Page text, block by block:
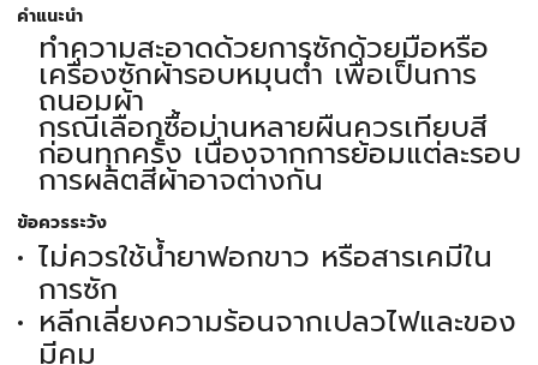
คำแนะนำ
ทำความสะอาดด้วยการซักด้วยมือหรือ
เครื่องซักผ้ารอบหมุนต่ำ เพื่อเป็นการ
ถนอมผ้า
กรณีเลือกซื้อม่านหลายผืนควรเทียบสี
ก่อนทุกครั้ง เนื่องจากการย้อมแต่ละรอบ
การผลิตสีผ้าอาจต่างกัน
ข้อควรระวัง
ไม่ควรใช้น้ำยาฟอกขาว หรือสารเคมีใน
การซัก
หลีกเลี่ยงความร้อนจากเปลวไฟและของ
มีคม